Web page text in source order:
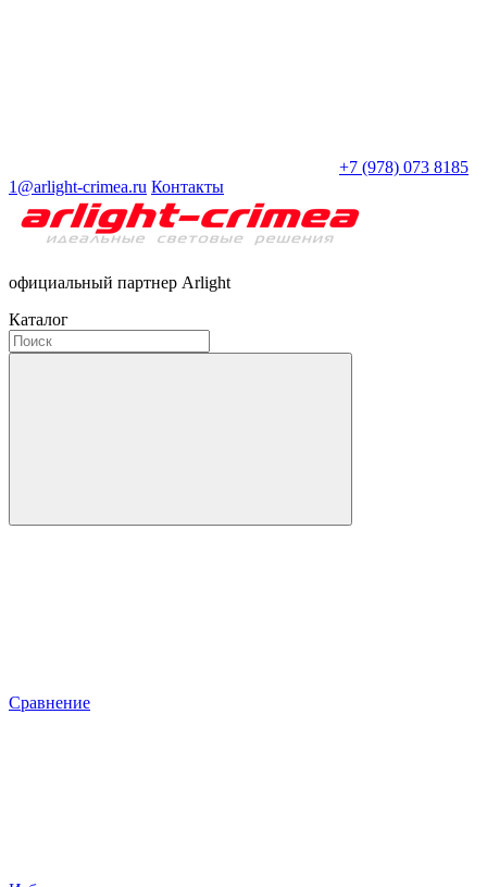
+7 (978) 073 8185
1@arlight-crimea.ru Контакты
официальный партнер Arlight
Каталог
Сравнение